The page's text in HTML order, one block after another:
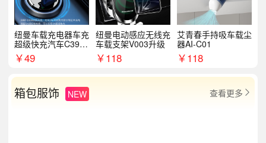
纽曼车载充电器车充
超级快充汽车C39提
手拉环
￥49
纽曼电动感应无线充
车载支架V003升级
￥118
艾青春手持吸车载尘
器AI-C01
￥118
箱包服饰 NEW 查看更多 